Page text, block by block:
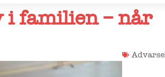
i familien – når